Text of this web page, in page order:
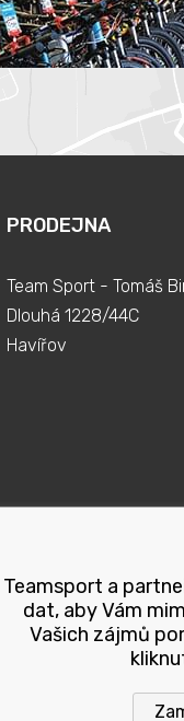
PRODEJNA
Team Sport - Tomáš
Dlouhá 1228/44C
Havířov
Teamsport a
dat, aby Vám
Vašich zájmů